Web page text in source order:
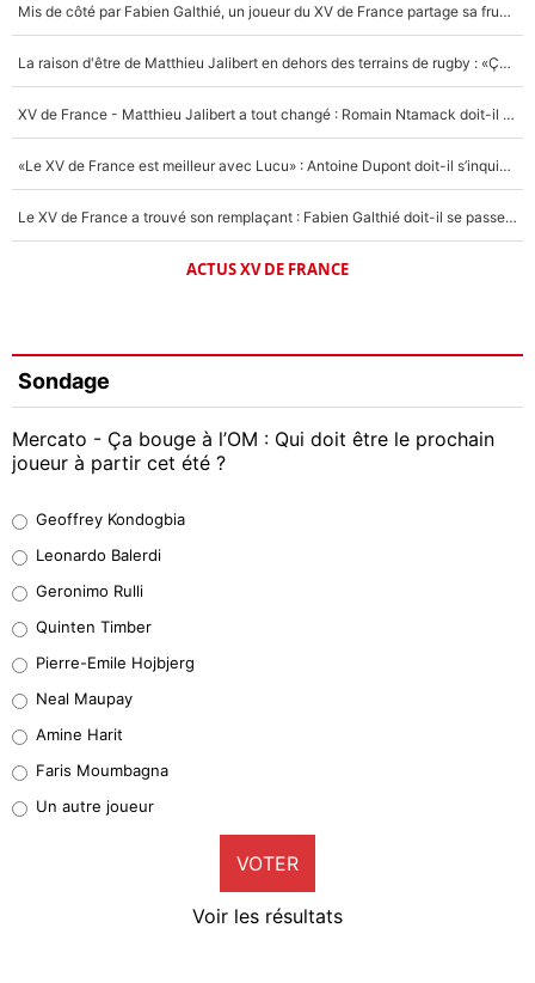
Mis de côté par Fabien Galthié, un joueur du XV de France partage sa frustration : «ils ne me l’ont pas dit tout de suite»
La raison d'être de Matthieu Jalibert en dehors des terrains de rugby : «Ça m'atteint autant que si tu touches à un membre de ma famille»
XV de France - Matthieu Jalibert a tout changé : Romain Ntamack doit-il s’inquiéter pour sa place à un an de la Coupe du monde ?
«Le XV de France est meilleur avec Lucu» : Antoine Dupont doit-il s’inquiéter pour sa place ?
Le XV de France a trouvé son remplaçant : Fabien Galthié doit-il se passer d'Antoine Dupont ?
ACTUS XV DE FRANCE
Sondage
Mercato - Ça bouge à l’OM : Qui doit être le prochain
joueur à partir cet été ?
38%
32%
4%
1%
9%
Geoffrey Kondogbia
Leonardo Balerdi
Geronimo Rulli
Quinten Timber
Pierre-Emile Hojbjerg
Neal Maupay
Amine Harit
Faris Moumbagna
Un autre joueur
VOTER
Voir les résultats